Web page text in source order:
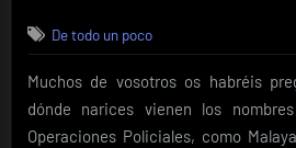
De todo un poco
Muchos de vosotros os habréis
dónde narices vienen los
Operaciones Policiales, como